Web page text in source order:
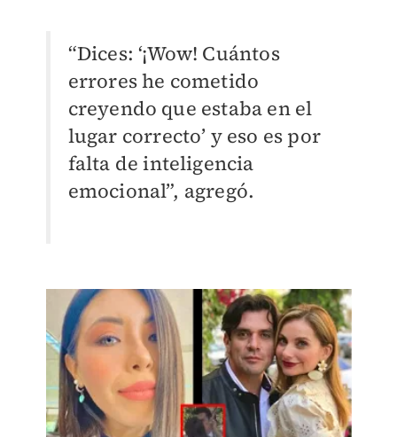
“Dices: ‘¡Wow! Cuántos
errores he cometido
creyendo que estaba en el
lugar correcto’ y eso es por
falta de inteligencia
emocional”, agregó.